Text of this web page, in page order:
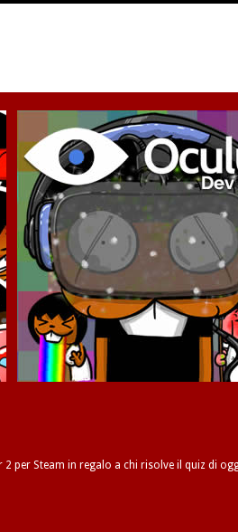
per Steam in regalo a chi risolve il quiz di